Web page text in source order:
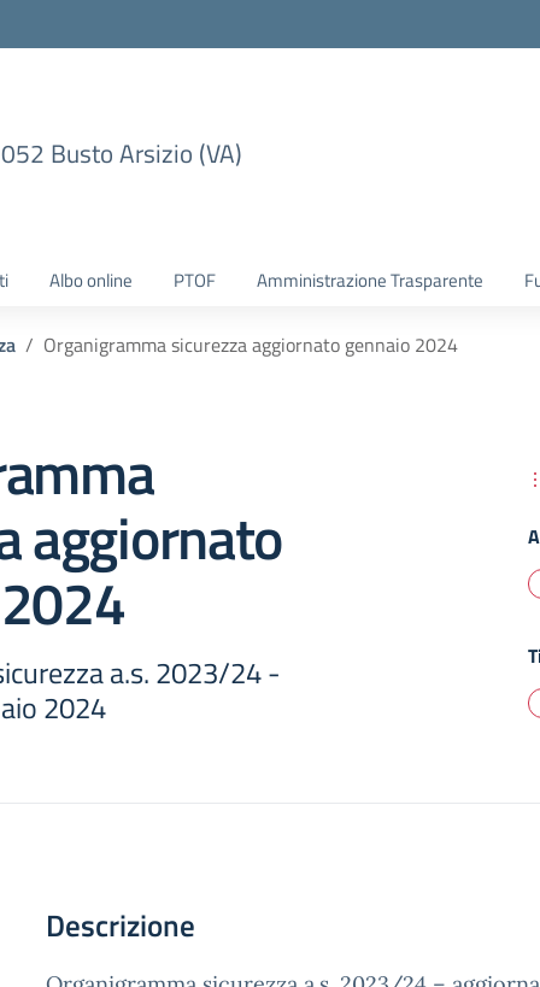
Busto Arsizio (VA)
Albo online PTOF Amministrazione Trasparente
Organigramma sicurezza aggiornato gennaio 2024
aggiornato
a.s. 2023/24 -
2024
Descrizione